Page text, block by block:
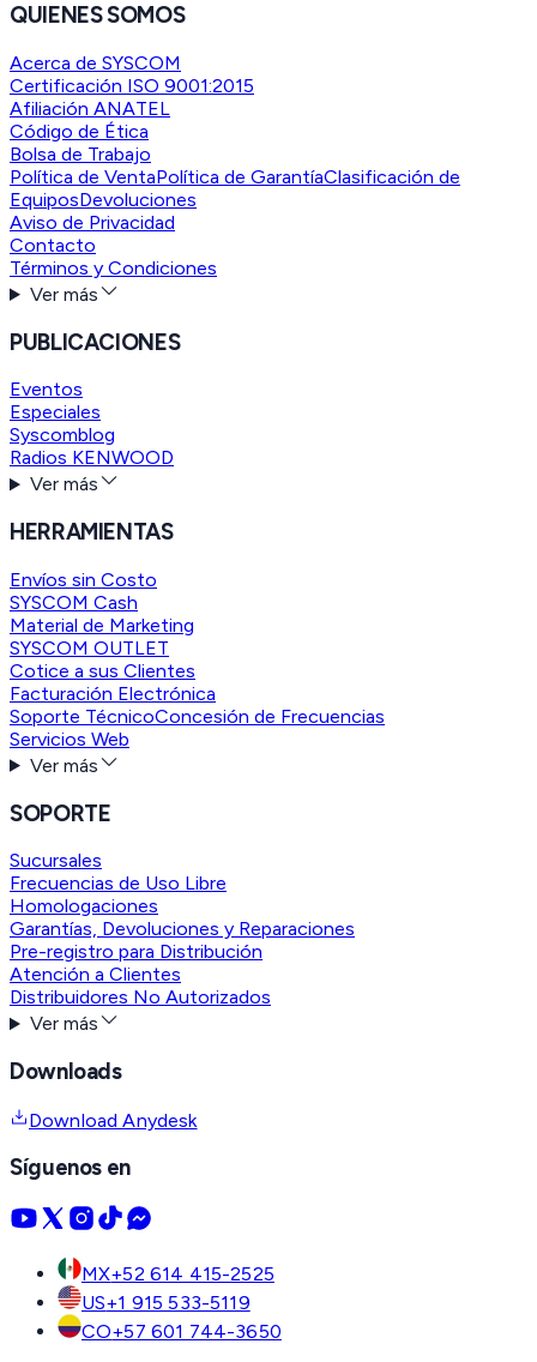
QUIENES SOMOS
Acerca de SYSCOM
Certificación ISO 9001:2015
Afiliación ANATEL
Código de Ética
Bolsa de Trabajo
Política de VentaPolítica de GarantíaClasificación de
EquiposDevoluciones
Aviso de Privacidad
Contacto
Términos y Condiciones
Ver más
PUBLICACIONES
Eventos
Especiales
Syscomblog
Radios KENWOOD
Ver más
HERRAMIENTAS
Envíos sin Costo
SYSCOM Cash
Material de Marketing
SYSCOM OUTLET
Cotice a sus Clientes
Facturación Electrónica
Soporte TécnicoConcesión de Frecuencias
Servicios Web
Ver más
SOPORTE
Sucursales
Frecuencias de Uso Libre
Homologaciones
Garantías, Devoluciones y Reparaciones
Pre-registro para Distribución
Atención a Clientes
Distribuidores No Autorizados
Ver más
Downloads
Download Anydesk
Síguenos en
MX+52 614 415-2525
US+1 915 533-5119
CO+57 601 744-3650